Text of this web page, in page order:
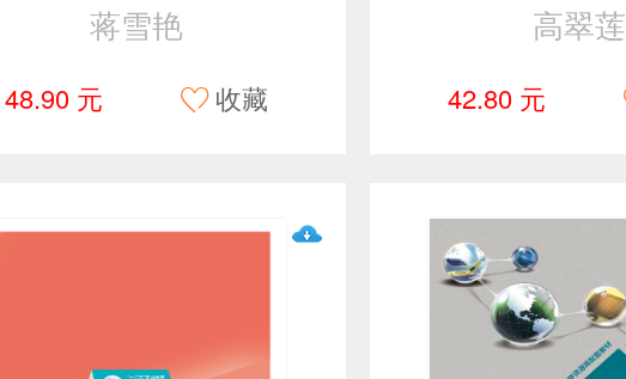
蒋雪艳
48.90 元 收藏
高翠莲
42.80 元